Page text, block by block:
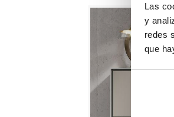
Las
y
redes
que